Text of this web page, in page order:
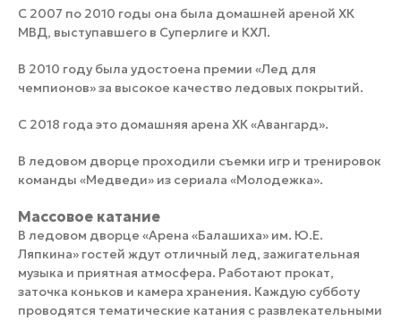
С 2007 по 2010 годы она была домашней ареной ХК
МВД, выступавшего в Суперлиге и КХЛ.
В 2010 году была удостоена премии «Лед для
чемпионов» за высокое качество ледовых покрытий.
С 2018 года это домашняя арена ХК «Авангард».
В ледовом дворце проходили съемки игр и тренировок
команды «Медведи» из сериала «Молодежка».
Массовое катание
В ледовом дворце «Арена «Балашиха» им. Ю.Е.
Ляпкина» гостей ждут отличный лед, зажигательная
музыка и приятная атмосфера. Работают прокат,
заточка коньков и камера хранения. Каждую субботу
проводятся тематические катания с развлекательными